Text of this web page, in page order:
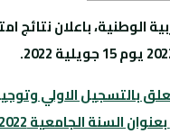
الوطنية، باعلان نتائج
بالتسجيل الاولي